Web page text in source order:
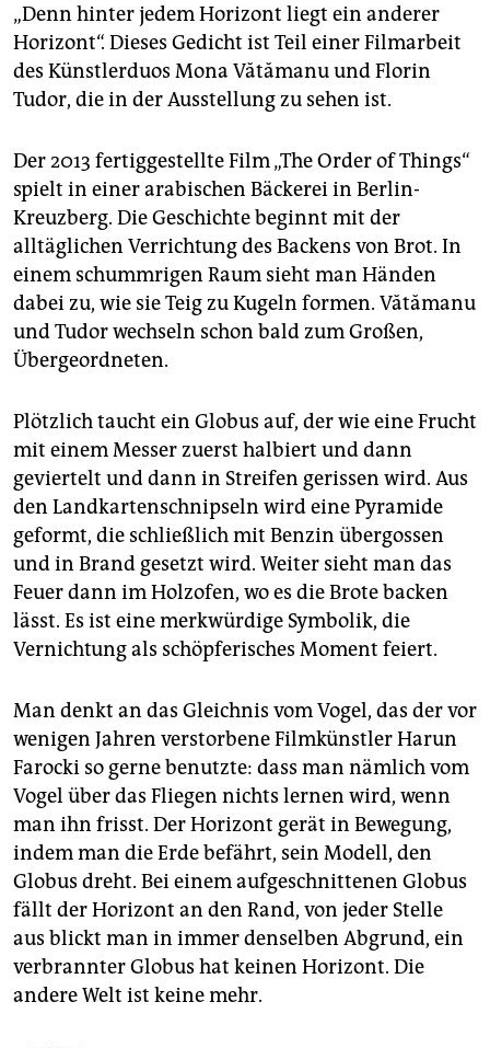
„Denn hinter jedem Horizont liegt ein anderer
Horizont“. Dieses Gedicht ist Teil einer Filmarbeit
des Künstlerduos Mona Vătămanu und Florin
Tudor, die in der Ausstellung zu sehen ist.
Der 2013 fertiggestellte Film „The Order of Things“
spielt in einer arabischen Bäckerei in Berlin-
Kreuzberg. Die Geschichte beginnt mit der
alltäglichen Verrichtung des Backens von Brot. In
einem schummrigen Raum sieht man Händen
dabei zu, wie sie Teig zu Kugeln formen. Vătămanu
und Tudor wechseln schon bald zum Großen,
Übergeordneten.
Plötzlich taucht ein Globus auf, der wie eine Frucht
mit einem Messer zuerst halbiert und dann
geviertelt und dann in Streifen gerissen wird. Aus
den Landkartenschnipseln wird eine Pyramide
geformt, die schließlich mit Benzin übergossen
und in Brand gesetzt wird. Weiter sieht man das
Feuer dann im Holzofen, wo es die Brote backen
lässt. Es ist eine merkwürdige Symbolik, die
Vernichtung als schöpferisches Moment feiert.
Man denkt an das Gleichnis vom Vogel, das der vor
wenigen Jahren verstorbene Filmkünstler Harun
Farocki so gerne benutzte: dass man nämlich vom
Vogel über das Fliegen nichts lernen wird, wenn
man ihn frisst. Der Horizont gerät in Bewegung,
indem man die Erde befährt, sein Modell, den
Globus dreht. Bei einem aufgeschnittenen Globus
fällt der Horizont an den Rand, von jeder Stelle
aus blickt man in immer denselben Abgrund, ein
verbrannter Globus hat keinen Horizont. Die
andere Welt ist keine mehr.